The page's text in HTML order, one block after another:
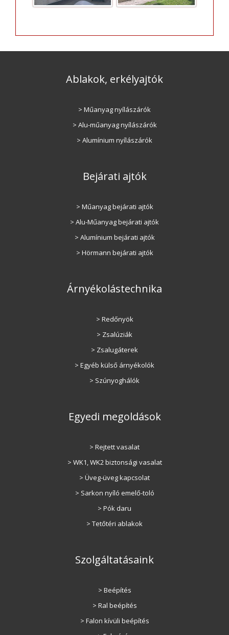
Ablakok, erkélyajtók
> Műanyag nyílászárók
> Alu-műanyag nyílászárók
> Alumínium nyílászárók
Bejárati ajtók
> Műanyag bejárati ajtók
> Alu-Műanyag bejárati ajtók
> Alumínium bejárati ajtók
> Hörmann bejárati ajtók
Árnyékolástechnika
> Redőnyök
> Zsalúziák
> Zsalugáterek
> Egyéb külső árnyékolók
> Szúnyoghálók
Egyedi megoldások
> Rejtett vasalat
> WK1, WK2 biztonsági vasalat
> Üveg-üveg kapcsolat
> Sarkon nyíló emelő-toló
> Pók daru
> Tetőtéri ablakok
Szolgáltatásaink
> Beépítés
> Ral beépítés
> Falon kívüli beépítés